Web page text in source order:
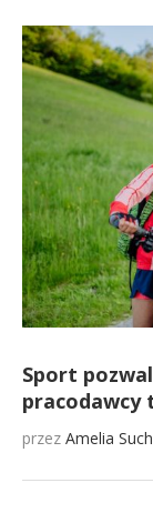
Sport
pracodawcy
przez Amelia